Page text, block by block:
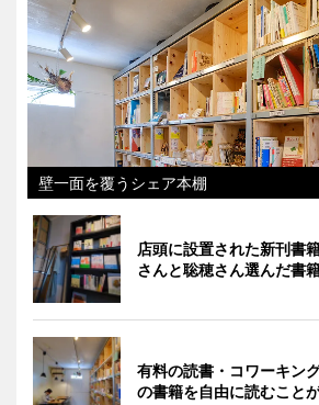
壁一面を覆うシェア本棚
店頭に設置された新刊書
さんと聡穂さん選んだ書
有料の読書・コワーキン
の書籍を自由に読むこと